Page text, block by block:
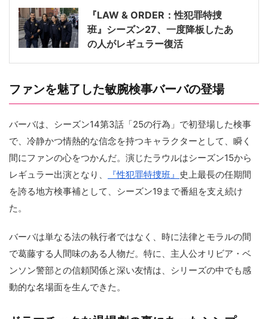
『LAW & ORDER：性犯罪特捜
班』シーズン27、一度降板したあ
の人がレギュラー復活
ファンを魅了した敏腕検事バーバの登場
バーバは、シーズン14第3話「25の行為」で初登場した検事
で、冷静かつ情熱的な信念を持つキャラクターとして、瞬く
間にファンの心をつかんだ。演じたラウルはシーズン15から
レギュラー出演となり、
『性犯罪特捜班』 史上最長の任期間
を誇る地方検事補として、シーズン19まで番組を支え続け
た。
バーバは単なる法の執行者ではなく、時に法律とモラルの間
で葛藤する人間味のある人物だ。特に、主人公オリビア・ベ
ンソン警部との信頼関係と深い友情は、シリーズの中でも感
動的な名場面を生んできた。